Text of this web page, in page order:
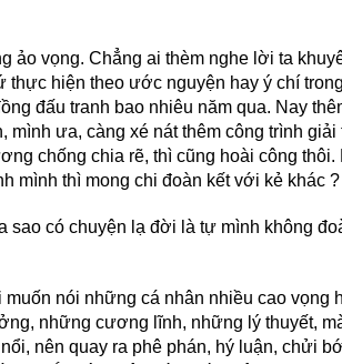
ảo vọng. Chẳng ai thèm nghe lời ta
thực hiện theo ước nguyện hay ý chí
đấu tranh bao nhiêu năm qua. Nay
mình ưa, càng xé nát thêm công trình
chống chia rẽ, thì cũng hoài công
mình thì mong chi đoàn kết với kẻ khác ?
sao có chuyện lạ đời là tự mình không
muốn nói những cá nhân nhiều cao vọng
những cương lĩnh, những lý thuyết,
nên quay ra phê phán, hý luận, chửi